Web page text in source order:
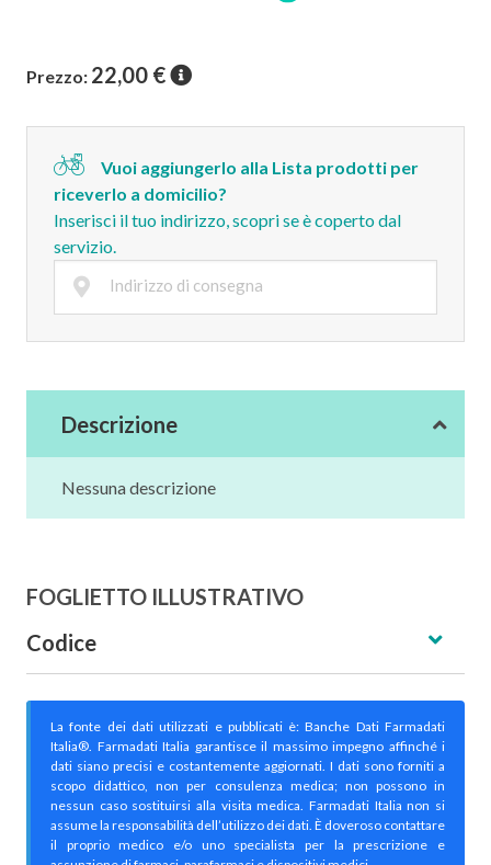
Prezzo: 22,00 €
Vuoi aggiungerlo alla Lista prodotti per
riceverlo a domicilio?
Inserisci il tuo indirizzo, scopri se è coperto dal
servizio.
Descrizione
Nessuna descrizione
FOGLIETTO ILLUSTRATIVO
Codice
La fonte dei dati utilizzati e pubblicati è: Banche Dati Farmadati
Italia®. Farmadati Italia garantisce il massimo impegno affinché i
dati siano precisi e costantemente aggiornati. I dati sono forniti a
scopo didattico, non per consulenza medica; non possono in
nessun caso sostituirsi alla visita medica. Farmadati Italia non si
assume la responsabilità dell’utilizzo dei dati. È doveroso contattare
il proprio medico e/o uno specialista per la prescrizione e